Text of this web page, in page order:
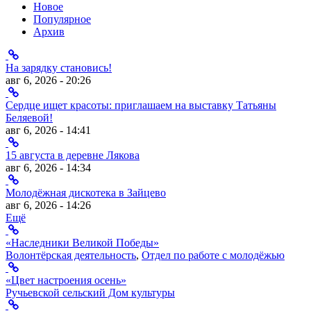
Новое
Популярное
Архив
На зарядку становись!
авг 6, 2026 - 20:26
Сердце ищет красоты: приглашаем на выставку Татьяны
Беляевой!
авг 6, 2026 - 14:41
15 августа в деревне Лякова
авг 6, 2026 - 14:34
Молодёжная дискотека в Зайцево
авг 6, 2026 - 14:26
Ещё
«Наследники Великой Победы»
Волонтёрская деятельность, Отдел по работе с молодёжью
«Цвет настроения осень»
Ручьевской сельский Дом культуры